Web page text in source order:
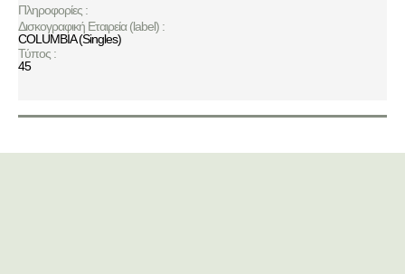
Πληροφορίες :
Δισκογραφική Εταιρεία (label) :
COLUMBIA (Singles)
Τύπος :
45